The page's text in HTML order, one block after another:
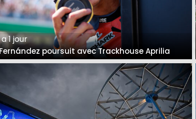
1 jour
poursuit avec Trackhouse Aprilia